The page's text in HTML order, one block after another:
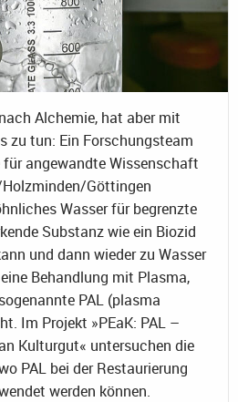
Alchemie, hat aber mit
zu tun: Ein Forschungsteam
für angewandte Wissenschaft
Göttingen
Wasser für begrenzte
Substanz wie ein Biozid
und dann wieder zu Wasser
Behandlung mit Plasma,
PAL (plasma
Im Projekt »PEaK: PAL –
Kulturgut« untersuchen die
PAL bei der Restaurierung
werden können.